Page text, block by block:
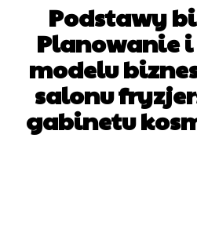
Podstawy
Planowanie
modelu
salonu
gabinetu